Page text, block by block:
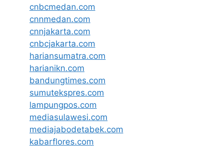
cnbcmedan.com
cnnmedan.com
cnnjakarta.com
cnbcjakarta.com
hariansumatra.com
harianikn.com
bandungtimes.com
sumutekspres.com
lampungpos.com
mediasulawesi.com
mediajabodetabek.com
kabarflores.com